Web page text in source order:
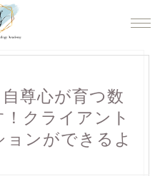
自尊心が育つ数
クライアント
ンができるよ